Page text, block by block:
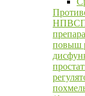
НПВС
повыш